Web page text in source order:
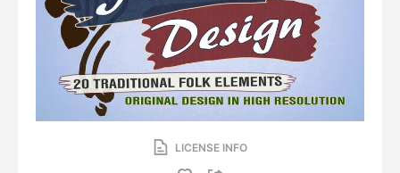
LICENSE INFO